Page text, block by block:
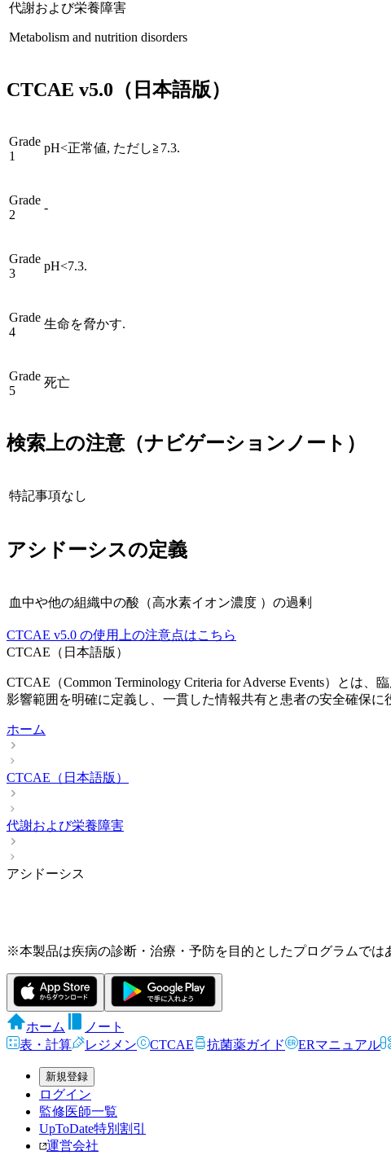
代謝および栄養障害
Metabolism and nutrition disorders
CTCAE v5.0 （日本語版）
Grade
1
pH<正常値, ただし≧7.3.
Grade
2
-
Grade
3
pH<7.3.
Grade
4
生命を脅かす.
Grade
5
死亡
検索上の注意（ナビゲーションノート）
特記事項なし
アシドーシスの定義
血中や他の組織中の酸（高水素イオン濃度 ）の過剰
CTCAE v5.0 の使用上の注意点はこちら
CTCAE（日本語版）
CTCAE（Common Terminology Criteria for Adverse Events）と
影響範囲を明確に定義し、一貫した情報共有と患者の安全確保に
ホーム
CTCAE（日本語版）
代謝および栄養障害
アシドーシス
※本製品は疾病の診断・治療・予防を目的としたプログラムでは
ホーム
ノート
表・計算
レジメン CTCAE 抗菌薬ガイド ERマニュアル
新規登録
ログイン
監修医師一覧
UpToDate特別割引
運営会社